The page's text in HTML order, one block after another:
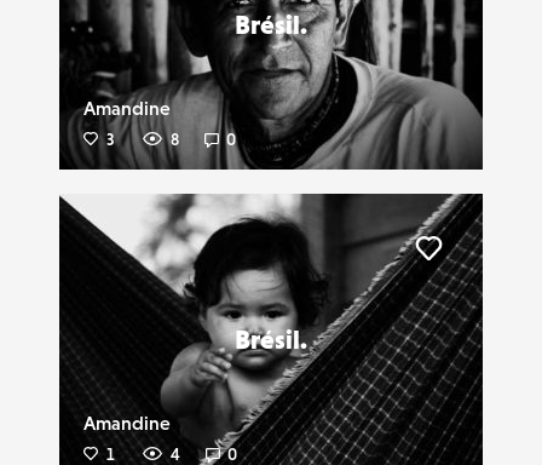
Brésil.
Amandine
3 8 0
Brésil.
Amandine
1 4 0
Liker